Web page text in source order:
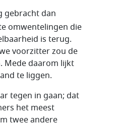
gebracht dan
omwentelingen die
is terug.
voorzitter zou de
Mede daarom lijkt
te liggen.
tegen in gaan; dat
het meest
twee andere